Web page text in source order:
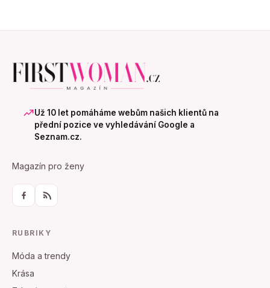
Už 10 let pomáháme webům našich klientů na
přední pozice ve vyhledávání Google a
Seznam.cz.
Magazín pro ženy
RUBRIKY
Móda a trendy
Krása